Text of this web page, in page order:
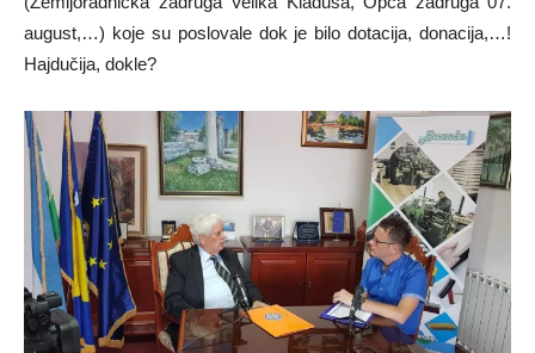
august,…) koje su poslovale dok je bilo dotacija, donacija,…!
Hajdučija, dokle?